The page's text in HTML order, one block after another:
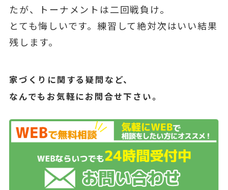
たが、トーナメントは二回戦負け。
とても悔しいです。練習して絶対次はいい結果
残します。
家づくりに関する疑問など、
なんでもお気軽にお問合せ下さい。